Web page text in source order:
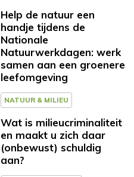
Help de natuur een
handje tijdens de
Nationale
Natuurwerkdagen: werk
samen aan een groenere
leefomgeving
NATUUR & MILIEU
Wat is milieucriminaliteit
en maakt u zich daar
(onbewust) schuldig
aan?